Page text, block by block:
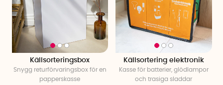
Källsorteringsbox
Snygg returförvaringsbox för en
papperskasse
Källsortering elektronik
Kasse för batterier, glödlampor
och trasiga sladdar